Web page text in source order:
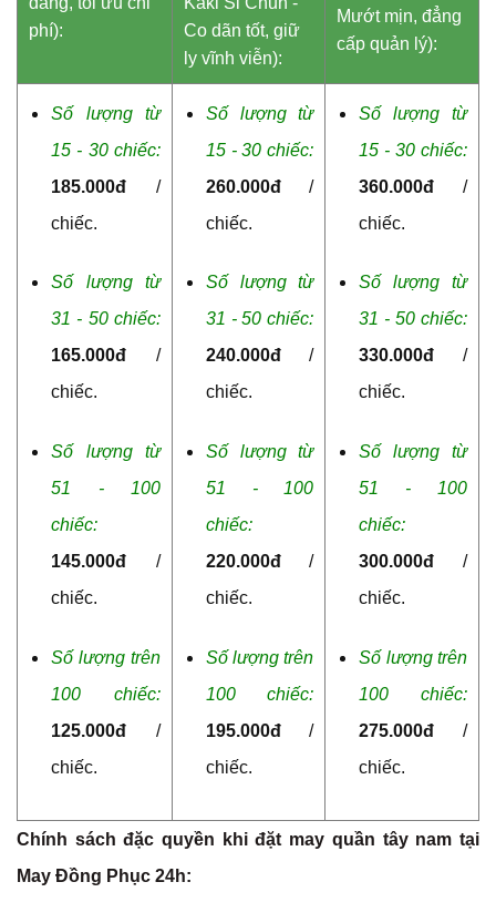
phí):
Co dãn tốt, giữ
ly vĩnh viễn):
Mướt mịn, đẳng
cấp quản lý):
Số lượng từ
15 - 30 chiếc:
185.000đ /
chiếc.
Số lượng từ
31 - 50 chiếc:
165.000đ /
chiếc.
Số lượng từ
51 - 100
chiếc:
145.000đ /
chiếc.
Số lượng trên
100 chiếc:
125.000đ /
chiếc.
Số lượng từ
15 - 30 chiếc:
260.000đ /
chiếc.
Số lượng từ
31 - 50 chiếc:
240.000đ /
chiếc.
Số lượng từ
51 - 100
chiếc:
220.000đ /
chiếc.
Số lượng trên
100 chiếc:
195.000đ /
chiếc.
Số lượng từ
15 - 30 chiếc:
360.000đ /
chiếc.
Số lượng từ
31 - 50 chiếc:
330.000đ /
chiếc.
Số lượng từ
51 - 100
chiếc:
300.000đ /
chiếc.
Số lượng trên
100 chiếc:
275.000đ /
chiếc.
Chính sách đặc quyền khi đặt may quần tây nam tại
May Đồng Phục 24h: